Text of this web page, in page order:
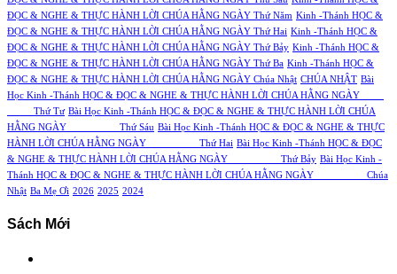
ĐỌC & NGHE & THỰC HÀNH LỜI CHÚA HẰNG NGÀY Thứ Năm Kinh -Thánh HỌC &
ĐỌC & NGHE & THỰC HÀNH LỜI CHÚA HẰNG NGÀY Thứ Hai Kinh -Thánh HỌC &
ĐỌC & NGHE & THỰC HÀNH LỜI CHÚA HẰNG NGÀY Thứ Bảy Kinh -Thánh HỌC &
ĐỌC & NGHE & THỰC HÀNH LỜI CHÚA HẰNG NGÀY Thứ Ba Kinh -Thánh HỌC &
ĐỌC & NGHE & THỰC HÀNH LỜI CHÚA HẰNG NGÀY Chúa Nhật CHÚA NHẬT Bài
Học Kinh -Thánh HỌC & ĐỌC & NGHE & THỰC HÀNH LỜI CHÚA HẰNG NGÀY
Thứ Tư Bài Học Kinh -Thánh HỌC & ĐỌC & NGHE & THỰC HÀNH LỜI CHÚA
HẰNG NGÀY Thứ Sáu Bài Học Kinh -Thánh HỌC & ĐỌC & NGHE & THỰC
HÀNH LỜI CHÚA HẰNG NGÀY Thứ Hai Bài Học Kinh -Thánh HỌC & ĐỌC
& NGHE & THỰC HÀNH LỜI CHÚA HẰNG NGÀY Thứ Bảy Bài Học Kinh -
Thánh HỌC & ĐỌC & NGHE & THỰC HÀNH LỜI CHÚA HẰNG NGÀY Chúa
Nhật Ba Mẹ Ơi 2026 2025 2024
Sách Mới